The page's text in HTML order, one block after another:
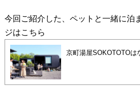
今回ご紹介した、ペットと一緒に泊
ジはこちら
京町湯屋SOKOTOTOは